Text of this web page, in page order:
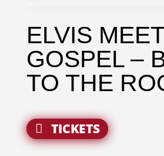
ELVIS
GOSPEL –
TO THE
TICKETS